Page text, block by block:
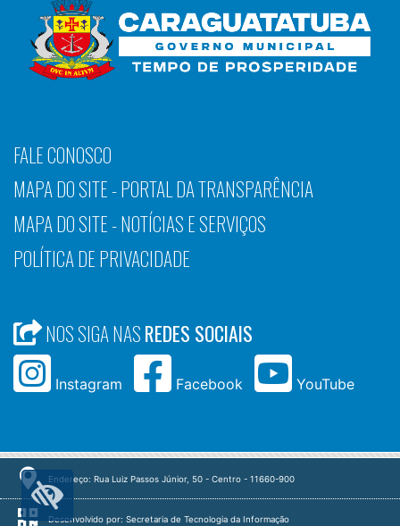
FALE CONOSCO
MAPA DO SITE - PORTAL DA TRANSPARÊNCIA
MAPA DO SITE - NOTÍCIAS E SERVIÇOS
POLÍTICA DE PRIVACIDADE
NOS SIGA NASREDES SOCIAIS
Instagram Facebook YouTube
Endereço: Rua Luiz Passos Júnior, 50 - Centro - 11660-900
Desenvolvido por: Secretaria de Tecnologia da Informação